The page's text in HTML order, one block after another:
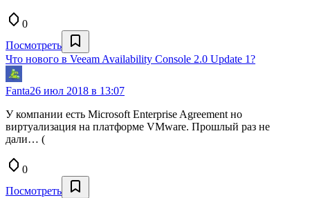
0
Посмотреть
Что нового в Veeam Availability Console 2.0 Update 1?
Fanta26 июл 2018 в 13:07
У компании есть Microsoft Enterprise Agreement но
виртуализация на платформе VMware. Прошлый раз не
дали… (
0
Посмотреть